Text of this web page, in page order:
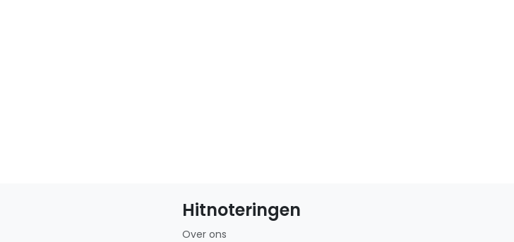
Hitnoteringen
Over ons